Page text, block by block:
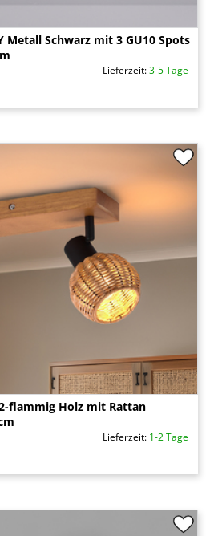
Metall Schwarz mit 3 GU10 Spots
Lieferzeit:3-5 Tage
flammig Holz mit Rattan
Lieferzeit: 1-2 Tage